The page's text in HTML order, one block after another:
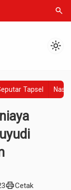
search
light_mode
Tapsel
printCetak